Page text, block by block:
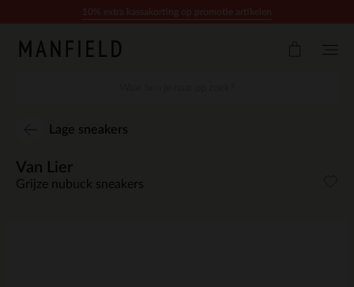
Lage sneakers
Van Lier
Grijze nubuck sneakers